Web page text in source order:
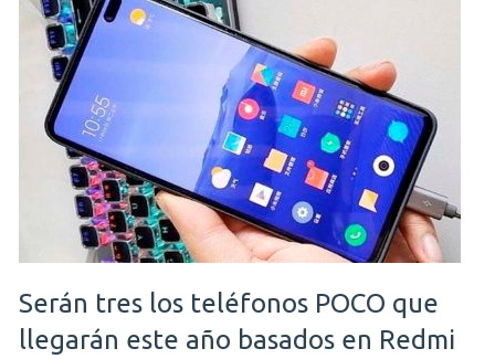
Serán tres los teléfonos POCO que
llegarán este año basados en Redmi